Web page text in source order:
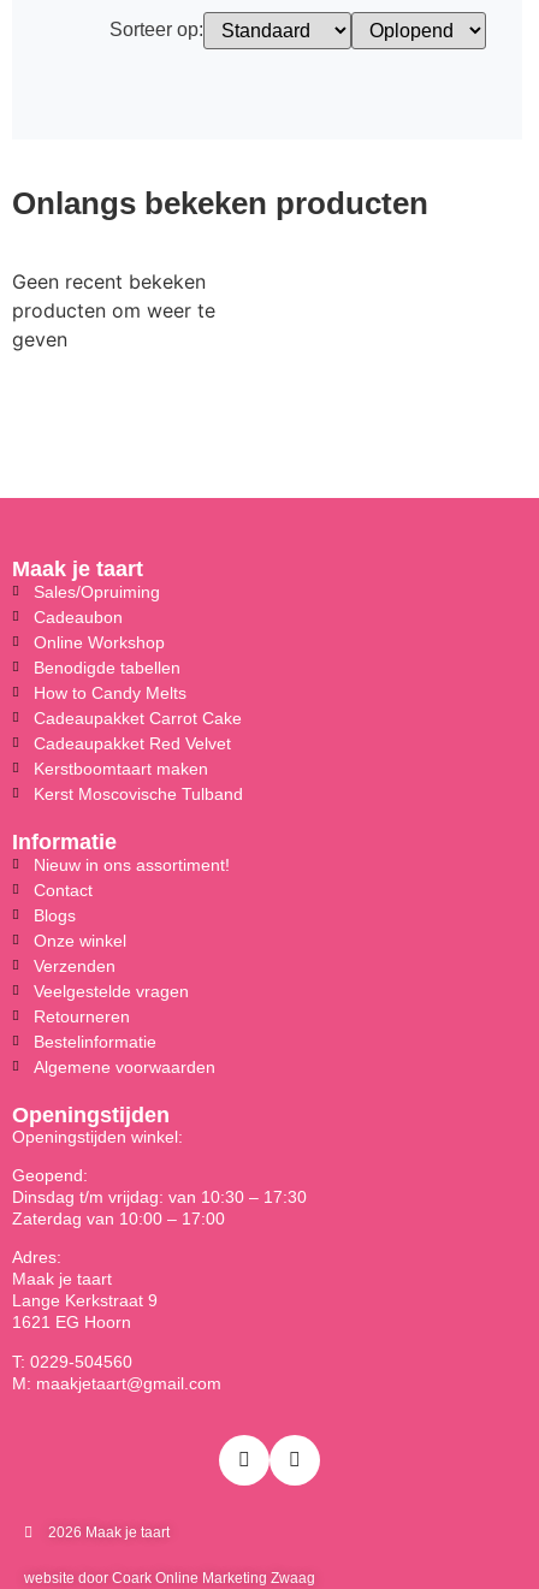
Sorteer op:
Onlangs bekeken producten
Geen recent bekeken
producten om weer te
geven
Maak je taart
Sales/Opruiming
Cadeaubon
Online Workshop
Benodigde tabellen
How to Candy Melts
Cadeaupakket Carrot Cake
Cadeaupakket Red Velvet
Kerstboomtaart maken
Kerst Moscovische Tulband
Informatie
Nieuw in ons assortiment!
Contact
Blogs
Onze winkel
Verzenden
Veelgestelde vragen
Retourneren
Bestelinformatie
Algemene voorwaarden
Openingstijden
Openingstijden winkel:
Geopend:
Dinsdag t/m vrijdag: van 10:30 – 17:30
Zaterdag van 10:00 – 17:00
Adres:
Maak je taart
Lange Kerkstraat 9
1621 EG Hoorn
T: 0229-504560
M: maakjetaart@gmail.com
2026 Maak je taart
website door Coark Online Marketing Zwaag